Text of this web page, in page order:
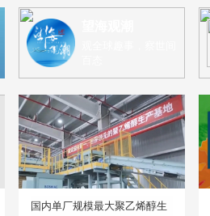
国内单厂规模最大聚乙烯醇生